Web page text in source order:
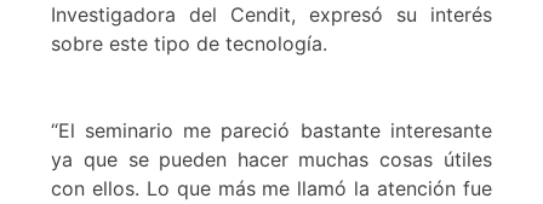
Investigadora del Cendit, expresó su interés
sobre este tipo de tecnología.
“El seminario me pareció bastante interesante
ya que se pueden hacer muchas cosas útiles
con ellos. Lo que más me llamó la atención fue